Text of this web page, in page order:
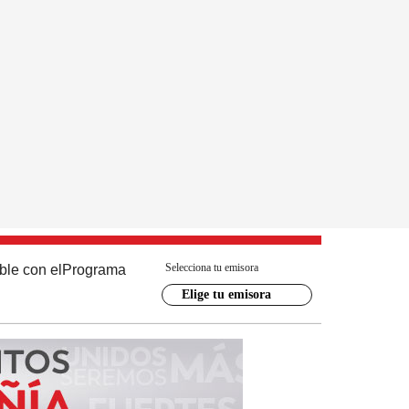
con el Programa Selecciona tu emisora
Elige tu emisora